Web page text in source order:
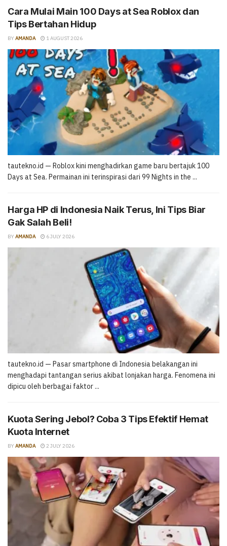
Cara Mulai Main 100 Days at Sea Roblox dan
Tips Bertahan Hidup
BY AMANDA 1 AUGUST 2026
tautekno.id — Roblox kini menghadirkan game baru bertajuk 100
Days at Sea. Permainan ini terinspirasi dari 99 Nights in the ...
Harga HP di Indonesia Naik Terus, Ini Tips Biar
Gak Salah Beli!
BY AMANDA 6 JULY 2026
tautekno.id — Pasar smartphone di Indonesia belakangan ini
menghadapi tantangan serius akibat lonjakan harga. Fenomena ini
dipicu oleh berbagai faktor ...
Kuota Sering Jebol? Coba 3 Tips Efektif Hemat
Kuota Internet
BY AMANDA 2 JULY 2026